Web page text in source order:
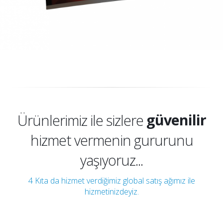
Ürünlerimiz ile sizlere güvenilir
ekonomik
hizmet vermenin gururunu
yaşıyoruz...
4 Kıta da hizmet verdiğimiz global satış ağımız ile
hizmetinizdeyiz.